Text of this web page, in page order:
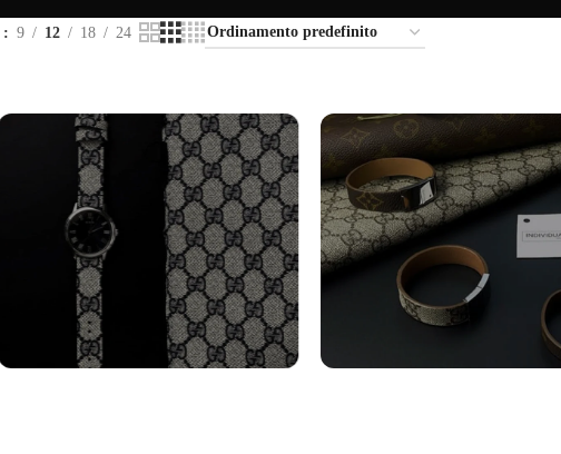
9 12 18 24